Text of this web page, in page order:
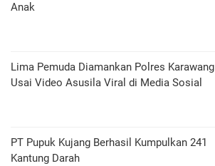
Anak
Lima Pemuda Diamankan Polres Karawang
Usai Video Asusila Viral di Media Sosial
PT Pupuk Kujang Berhasil Kumpulkan 241
Kantung Darah